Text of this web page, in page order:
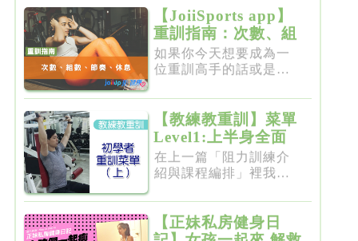
【JoiiSports app】
重訓指南：次數、組
數、節奏、休息
如果你今天想要成為一
位重訓高手的話或是想
【教練教重訓】菜單
Level1:上半身全面
增肌雕塑
在上一篇「阻力訓練介
紹與課程編排」裡我們
【正妹私房健身日